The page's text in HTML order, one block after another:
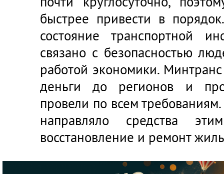
быстрее привести в
состояние транспортной
связано с безопасностью
работой экономики.
деньги до регионов и
провели по всем
направляло средства
восстановление и ремонт